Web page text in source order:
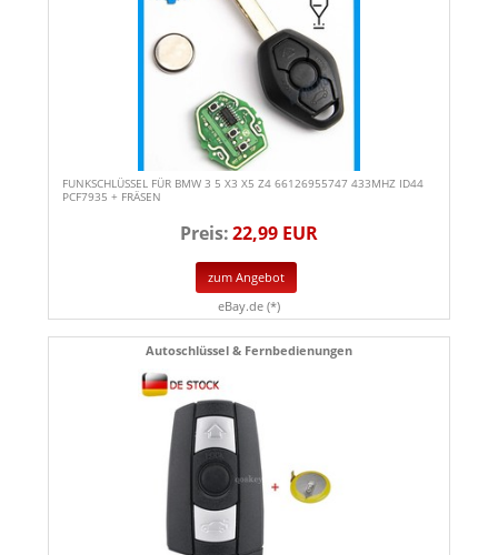
FUNKSCHLÜSSEL FÜR BMW 3 5 X3 X5 Z4 66126955747 433MHZ ID44
PCF7935 + FRÄSEN
Preis:22,99 EUR
zum Angebot
eBay.de (*)
Autoschlüssel & Fernbedienungen